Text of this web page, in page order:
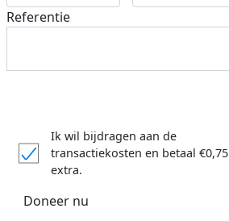
Referentie
Ik wil bijdragen aan de
transactiekosten en betaal €0,75
extra.
Doneer nu